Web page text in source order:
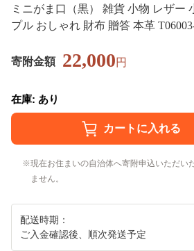
ミニがま口（黒） 雑貨 小物 レザー
プル おしゃれ 財布 贈答 本革
寄附金額 22,000円
在庫: あり
現在お住まいの自治体へ寄附申込いただい
ません。
配送時期：
ご入金確認後、順次発送予定